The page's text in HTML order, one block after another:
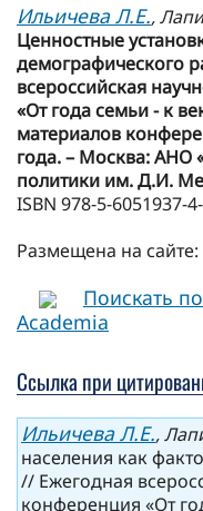
Ильичева Л.Е.,
Ценностные
демографического
всероссийская
«От года семьи - к
материалов
года. – Москва: АНО
политики им. Д.И.
ISBN 978-5-6051937-
Размещена на сайте:
Поискать
Academia
Ссылка при
Ильичева Л.Е.,
населения как
// Ежегодная
конференция «От